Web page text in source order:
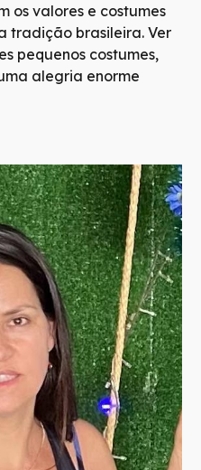
os valores e costumes
tradição brasileira. Ver
pequenos costumes,
alegria enorme